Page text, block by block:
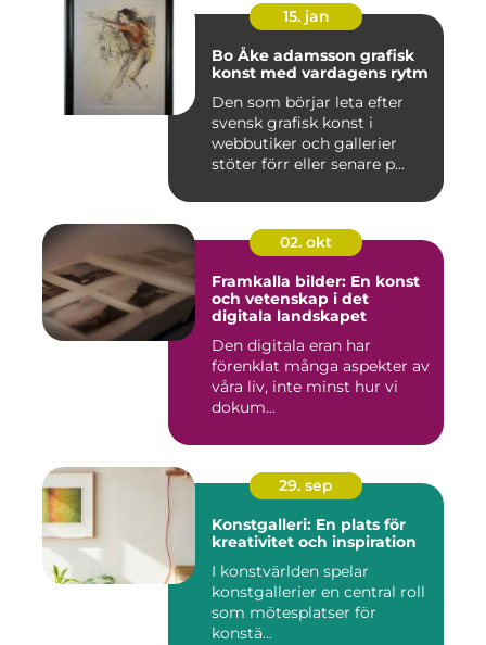
15. jan
Bo Åke adamsson grafisk
konst med vardagens rytm
Den som börjar leta efter
svensk grafisk konst i
webbutiker och gallerier
stöter förr eller senare p...
02. okt
Framkalla bilder: En konst
och vetenskap i det
digitala landskapet
Den digitala eran har
förenklat många aspekter av
våra liv, inte minst hur vi
dokum...
29. sep
Konstgalleri: En plats för
kreativitet och inspiration
I konstvärlden spelar
konstgallerier en central roll
som mötesplatser för
konstä...